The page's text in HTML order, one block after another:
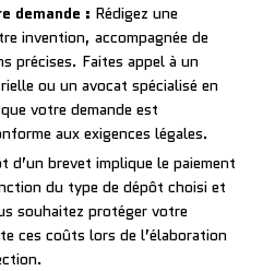
demande : Rédigez une
invention, accompagnée de
précises. Faites appel à un
ou un avocat spécialisé en
votre demande est
aux exigences légales.
d’un brevet implique le paiement
du type de dépôt choisi et
souhaitez protéger votre
ces coûts lors de l’élaboration